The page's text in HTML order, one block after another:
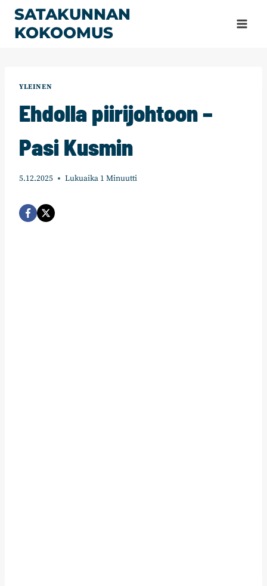
Siirry
sisältöön
SATAKUNNAN
KOKOOMUS
YLEINEN
Ehdolla piirijohtoon –
Pasi Kusmin
5.12.2025 Lukuaika 1 Minuutti